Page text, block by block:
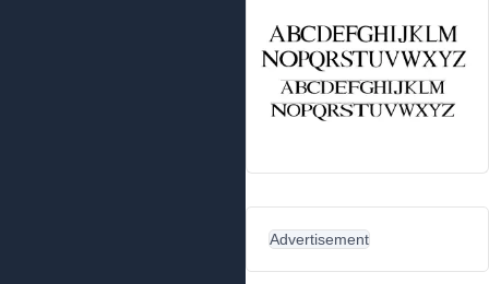
Advertisement